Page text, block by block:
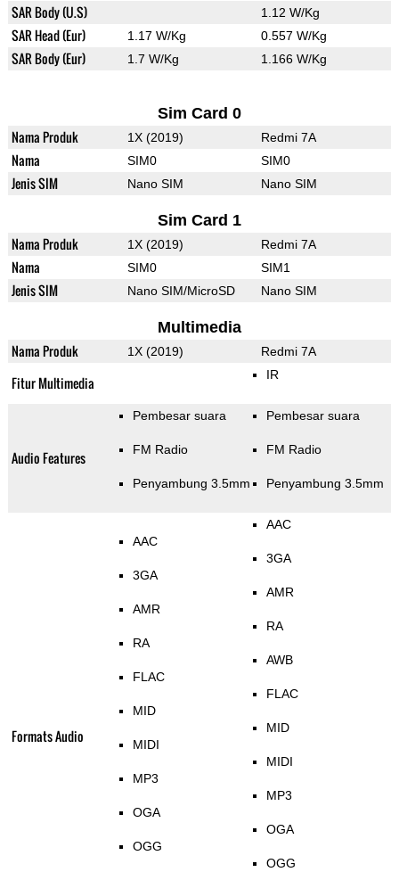
SAR Body (U.S) 1.12 W/Kg
SAR Head (Eur) 1.17 W/Kg 0.557 W/Kg
SAR Body (Eur) 1.7 W/Kg 1.166 W/Kg
Sim Card 0
Nama Produk 1X (2019) Redmi 7A
Nama SIM0 SIM0
Jenis SIM Nano SIM Nano SIM
Sim Card 1
Nama Produk 1X (2019) Redmi 7A
Nama SIM0 SIM1
Jenis SIM Nano SIM/MicroSD Nano SIM
Multimedia
Nama Produk 1X (2019) Redmi 7A
Fitur Multimedia IR
Audio Features
Pembesar suara
FM Radio
Penyambung 3.5mm
Pembesar suara
FM Radio
Penyambung 3.5mm
Formats Audio
AAC
3GA
AMR
RA
FLAC
MID
MIDI
MP3
OGA
OGG
AAC
3GA
AMR
RA
AWB
FLAC
MID
MIDI
MP3
OGA
OGG